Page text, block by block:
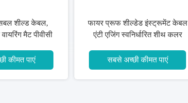
शील्ड केबल,
मैट पीवीसी
कीमत पाएं
फायर प्रूफ शील्डेड इंस्ट्रूमेंट केबल
एंटी एजिंग स्वनिर्धारित शीथ कलर
सबसे अच्छी कीमत पाएं